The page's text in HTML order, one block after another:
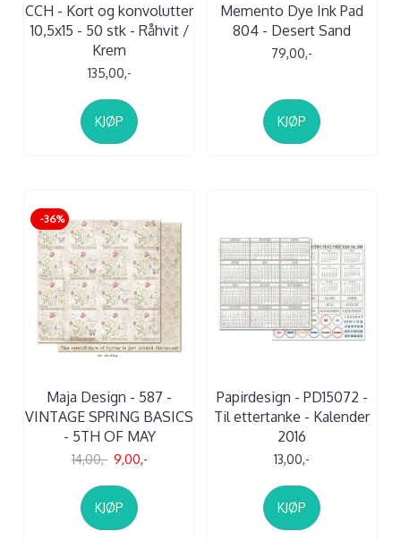
CCH - Kort og konvolutter
10,5x15 - 50 stk - Råhvit /
Krem
135,00,-
KJØP
Memento Dye Ink Pad
804 - Desert Sand
79,00,-
KJØP
-36%
Maja Design - 587 -
VINTAGE SPRING BASICS
- 5TH OF MAY
14,00,- 9,00,-
KJØP
Papirdesign - PD15072 -
Til ettertanke - Kalender
2016
13,00,-
KJØP